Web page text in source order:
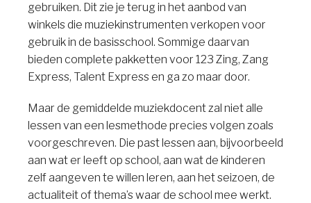
gebruiken. Dit zie je terug in het aanbod van
winkels die muziekinstrumenten verkopen voor
gebruik in de basisschool. Sommige daarvan
bieden complete pakketten voor 123 Zing, Zang
Express, Talent Express en ga zo maar door.
Maar de gemiddelde muziekdocent zal niet alle
lessen van een lesmethode precies volgen zoals
voorgeschreven. Die past lessen aan, bijvoorbeeld
aan wat er leeft op school, aan wat de kinderen
zelf aangeven te willen leren, aan het seizoen, de
actualiteit of thema’s waar de school mee werkt.